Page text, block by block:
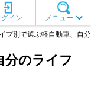
メニュー
グイン
プ別で選ぶ軽自動車、自
分のライフ